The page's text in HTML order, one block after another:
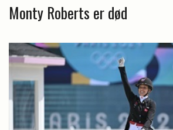
Monty Roberts er død